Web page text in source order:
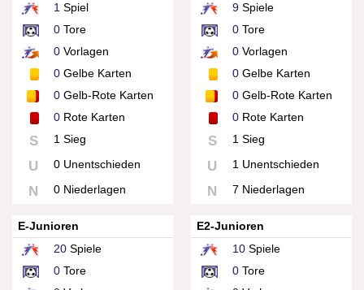
1 Spiel
0 Tore
0 Vorlagen
0 Gelbe Karten
0 Gelb-Rote Karten
0 Rote Karten
S 1 Sieg
U 0 Unentschieden
N 0 Niederlagen
9Spiele
0Tore
0Vorlagen
0Gelbe Karten
0Gelb-Rote Karten
0Rote Karten
S 1 Sieg
U 1 Unentschieden
N 7 Niederlagen
E-Junioren
20 Spiele
0 Tore
E2-Junioren
10Spiele
0Tore